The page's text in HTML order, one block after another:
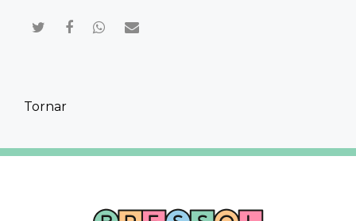
Tornar